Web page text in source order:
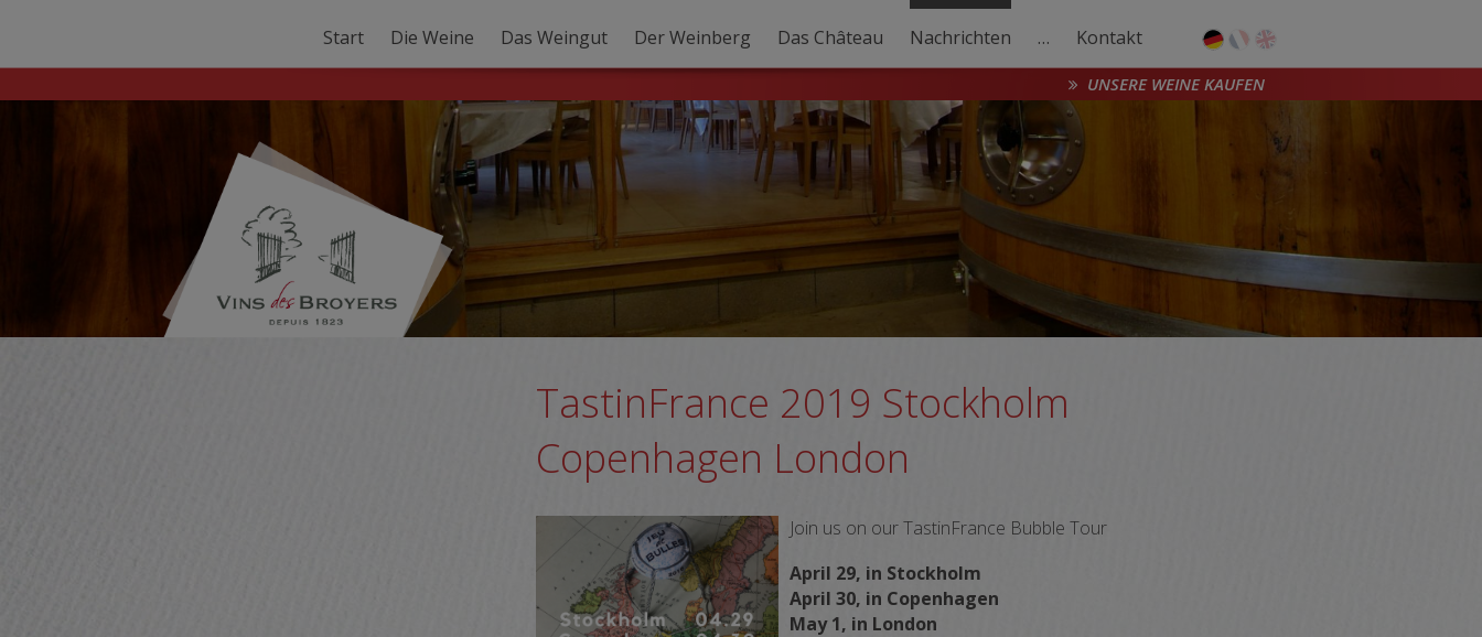
Start Die Weine Das Weingut Der Weinberg Das Château Nachrichten … Kontakt
UNSERE WEINE KAUFEN
TastinFrance 2019 Stockholm
Copenhagen London
Join us on our TastinFrance Bubble Tour
April 29, in Stockholm
April 30, in Copenhagen
May 1, in London